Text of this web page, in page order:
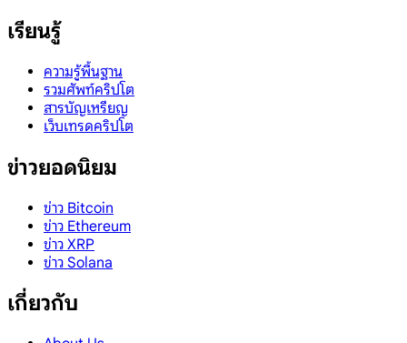
เรียนรู้
ความรู้พื้นฐาน
รวมศัพท์คริปโต
สารบัญเหรียญ
เว็บเทรดคริปโต
ข่าวยอดนิยม
ข่าว Bitcoin
ข่าว Ethereum
ข่าว XRP
ข่าว Solana
เกี่ยวกับ